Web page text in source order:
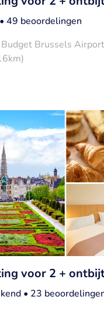
• 49 beoordelingen
Brussels Airport
voor 2 +
• 23